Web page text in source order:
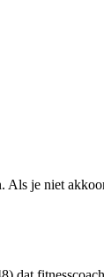
je niet